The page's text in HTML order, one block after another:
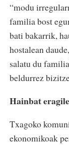
“modu
familia bost
bati bakarrik,
hostalean
salatu du
beldurrez
Hainbat
Txagoko
ekonomikoak